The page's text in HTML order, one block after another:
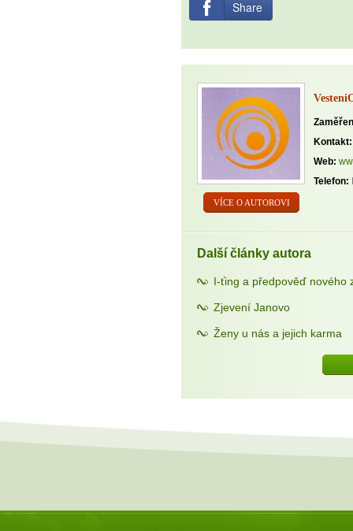
Share
VÍCE O AUTOROVI
Kontakt:
Web:
Telefon:
Další články autora
I-ťing a předpověď nového
Zjevení Janovo
Ženy u nás a jejich karma